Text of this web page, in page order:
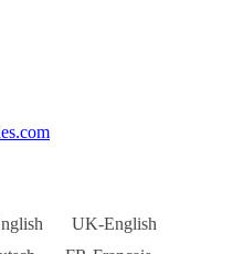
UK-English